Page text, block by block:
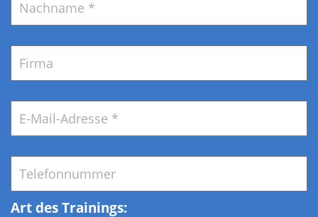
Firma
E-
Mail *
Telefon *
Art des Trainings: